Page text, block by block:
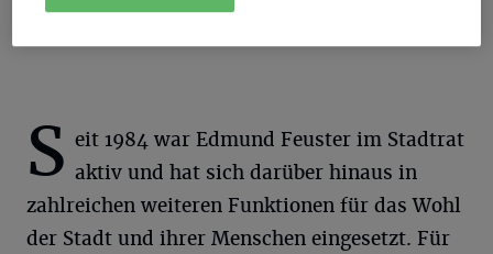
S eit 1984 war Edmund Feuster im Stadtrat
aktiv und hat sich darüber hinaus in
zahlreichen weiteren Funktionen für das Wohl
der Stadt und ihrer Menschen eingesetzt. Für